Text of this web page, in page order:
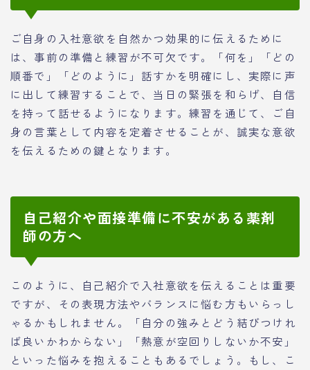
ご自身の入社意欲を自然かつ効果的に伝えるために
は、事前の準備と練習が不可欠です。「何を」「どの
順番で」「どのように」話すかを明確にし、実際に声
に出して練習することで、当日の緊張を和らげ、自信
を持って話せるようになります。練習を通じて、ご自
身の言葉として内容を定着させることが、誠実な意欲
を伝えるための鍵となります。
自己紹介や面接準備に不安がある薬剤
師の方へ
このように、自己紹介で入社意欲を伝えることは重要
ですが、その表現方法やバランスに悩む方もいらっし
ゃるかもしれません。「自分の強みとどう結びつけれ
ば良いかわからない」「熱意が空回りしないか不安」
といった悩みを抱えることもあるでしょう。もし、こ